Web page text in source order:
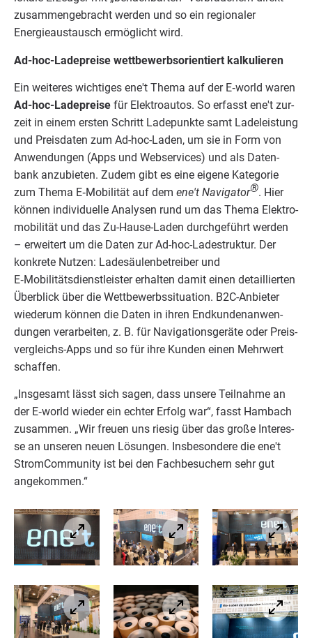
zusam­men­ge­bracht wer­den und so ein regio­na­ler
Energieaus­tausch ermög­licht wird.
Ad-hoc-Lade­prei­se wett­be­werbs­ori­en­tiert kalkulieren
Ein wei­te­res wich­ti­ges ene't The­ma auf der E‑world waren
Ad-hoc-Lade­prei­se für Elek­tro­au­tos. So erfasst ene't zur­
zeit in einem ers­ten Schritt Lade­punk­te samt Lade­leis­tung
und Preis­da­ten zum Ad-hoc-Laden, um sie in Form von
Anwen­dun­gen (Apps und Web­ser­vices) und als Daten­
bank anzu­bieten. Zudem gibt es eine eige­ne Kate­go­rie
zum The­ma E‑Mobilität auf dem ene't Navi­ga­tor®. Hier
kön­nen indi­vi­du­el­le Ana­ly­sen rund um das The­ma Elek­tro­
mo­bi­li­tät und das Zu-Hau­se-Laden durch­geführt wer­den
– erwei­tert um die Daten zur Ad-hoc-Lade­struk­tur. Der
kon­kre­te Nut­zen: Ladesäu­lenbetreiber und
E‑Mobilitätsdienstleister erhal­ten damit einen detail­lier­ten
Über­blick über die Wett­bewerbssituation. B2C-Anbie­ter
wie­der­um kön­nen die Daten in ihren End­kun­den­an­wen­
dun­gen ver­arbeiten, z. B. für Navi­ga­ti­ons­ge­rä­te oder Preis­
ver­gleichs-Apps und so für ihre Kun­den einen Mehr­wert
schaffen.
„ Ins­ge­samt lässt sich sagen, dass unse­re Teil­nah­me an
der E‑world wie­der ein ech­ter Erfolg war“, fasst Ham­bach
zusam­men. „Wir freu­en uns rie­sig über das gro­ße Inter­es­
se an unse­ren neu­en Lösun­gen. Ins­be­son­de­re die ene't
Strom­Com­mu­ni­ty ist bei den Fach­be­su­chern sehr gut
angekommen.“